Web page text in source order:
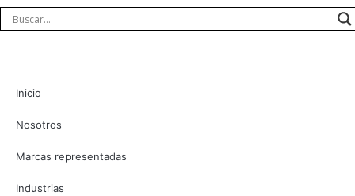
Inicio
Nosotros
Marcas representadas
Industrias